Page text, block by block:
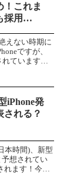
！これま
採用
えない時期に
ですが、
ています。
発表...
iPhone発
される？
本時間)、新型
想されてい
ます！今回